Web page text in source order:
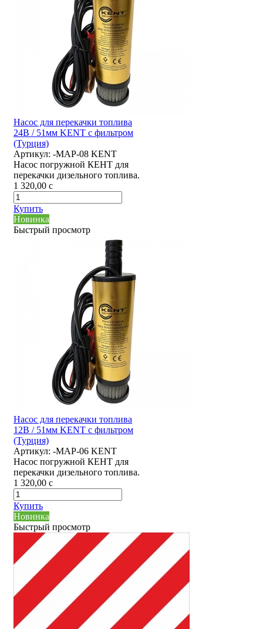
Насос для перекачки топлива
24В / 51мм KENT с фильтром
(Турция)
Артикул: -MAP-08 KENT
Насос погружной КЕНТ для
перекачки дизельного топлива.
1 320,00 c
Купить
Новинка
Быстрый просмотр
Насос для перекачки топлива
12В / 51мм KENT с фильтром
(Турция)
Артикул: -MAP-06 KENT
Насос погружной КЕНТ для
перекачки дизельного топлива.
1 320,00 c
Купить
Новинка
Быстрый просмотр